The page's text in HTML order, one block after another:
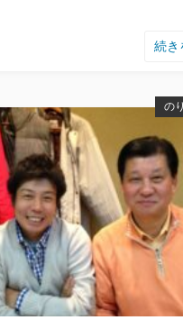
続き
の